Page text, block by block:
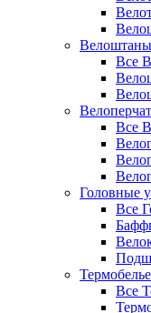
Все
Все
Головные
Все
Термобелье
Все